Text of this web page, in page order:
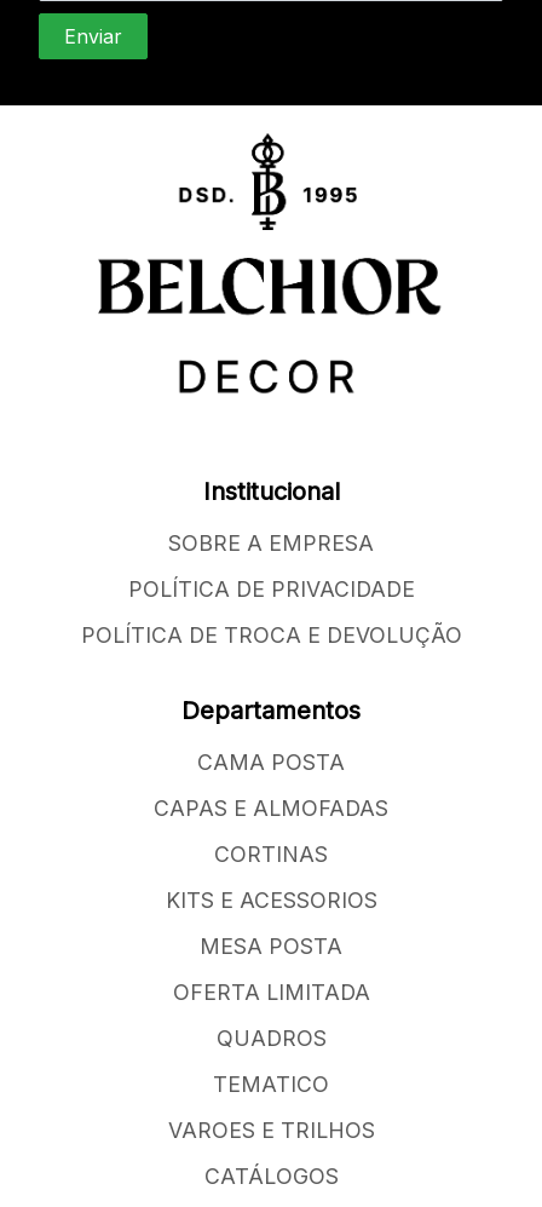
Institucional
SOBRE A EMPRESA
POLÍTICA DE PRIVACIDADE
POLÍTICA DE TROCA E DEVOLUÇÃO
Departamentos
CAMA POSTA
CAPAS E ALMOFADAS
CORTINAS
KITS E ACESSORIOS
MESA POSTA
OFERTA LIMITADA
QUADROS
TEMATICO
VAROES E TRILHOS
CATÁLOGOS